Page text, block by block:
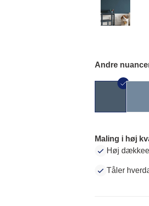
Andre
Maling i høj
Høj
Tåler